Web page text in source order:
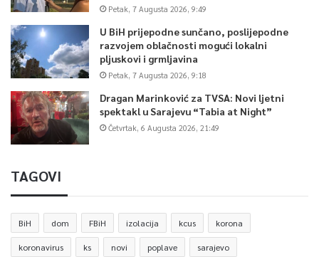
Petak, 7 Augusta 2026, 9:49
U BiH prijepodne sunčano, poslijepodne
razvojem oblačnosti mogući lokalni
pljuskovi i grmljavina
Petak, 7 Augusta 2026, 9:18
Dragan Marinković za TVSA: Novi ljetni
spektakl u Sarajevu “Tabia at Night”
Četvrtak, 6 Augusta 2026, 21:49
TAGOVI
BiH dom FBiH izolacija kcus korona
koronavirus ks novi poplave sarajevo